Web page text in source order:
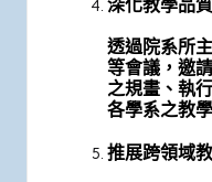
透過院系所
等會議，邀
之規畫、執
各學系之教
推展跨領域